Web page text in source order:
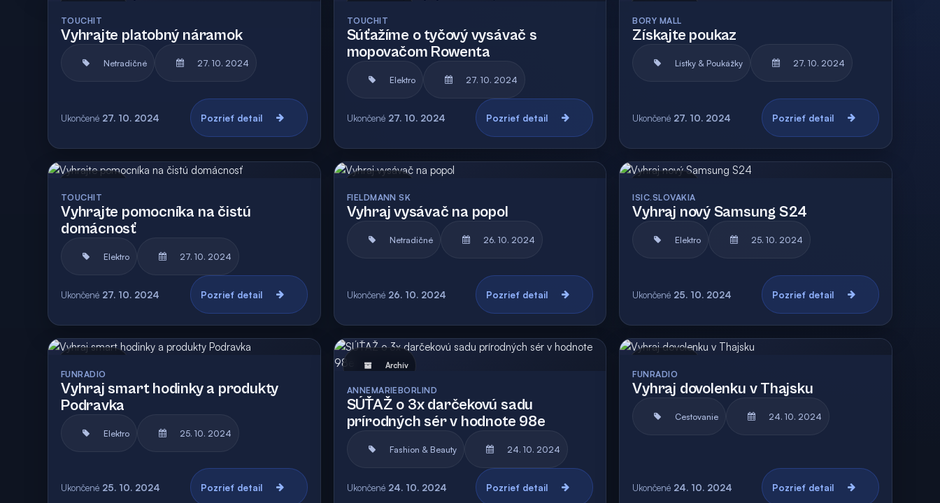
TOUCHIT
Vyhrajte platobný náramok
Netradičné 27. 10. 2024
Ukončené 27. 10. 2024 Pozrieť detail
TOUCHIT
Súťažíme o tyčový vysávač s
mopovačom Rowenta
Elektro 27. 10. 2024
Ukončené 27. 10. 2024 Pozrieť detail
BORY MALL
Získajte poukaz
Lístky & Poukážky 27. 10. 2024
Ukončené 27. 10. 2024 Pozrieť detail
TOUCHIT
Vyhrajte pomocníka na čistú
domácnosť
Elektro 27. 10. 2024
Ukončené 27. 10. 2024 Pozrieť detail
FIELDMANN SK
Vyhraj vysávač na popol
Netradičné 26. 10. 2024
Ukončené 26. 10. 2024 Pozrieť detail
ISIC.SLOVAKIA
Vyhraj nový Samsung S24
Elektro 25. 10. 2024
Ukončené 25. 10. 2024 Pozrieť detail
FUNRADIO
Vyhraj smart hodinky a produkty
Podravka
Elektro 25. 10. 2024
Ukončené 25. 10. 2024 Pozrieť detail
Archív
ANNEMARIEBORLIND
SÚŤAŽ o 3x darčekovú sadu
prírodných sér v hodnote 98e
Fashion & Beauty 24. 10. 2024
Ukončené 24. 10. 2024 Pozrieť detail
FUNRADIO
Vyhraj dovolenku v Thajsku
Cestovanie 24. 10. 2024
Ukončené 24. 10. 2024 Pozrieť detail